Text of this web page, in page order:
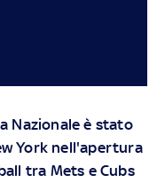
Nazionale è stato
York nell'apertura
tra Mets e Cubs